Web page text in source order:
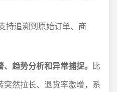
持追溯到原始订单、商
趋势分析和异常捕捉。 比
然拉长、退货率激增，系